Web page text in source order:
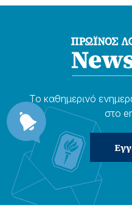
Το καθημερɩνό
στο